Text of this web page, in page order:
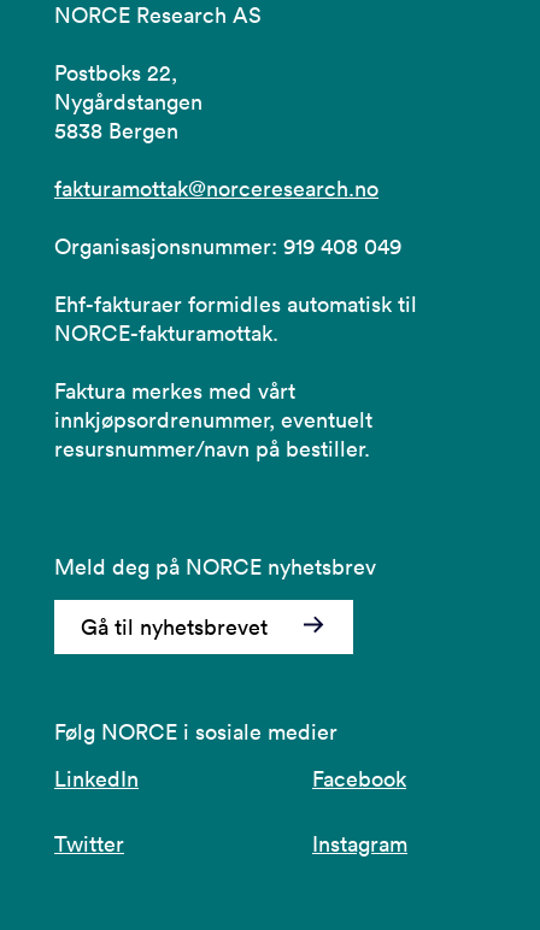
NORCE Research AS
Postboks 22,
Nygårdstangen
5838 Bergen
fakturamottak@norceresearch.no
Organisasjonsnummer: 919 408 049
Ehf-fakturaer formidles automatisk til
NORCE-fakturamottak.
Faktura merkes med vårt
innkjøpsordrenummer, eventuelt
resursnummer/navn på bestiller.
Meld deg på NORCE nyhetsbrev
Gå til nyhetsbrevet
Følg NORCE i sosiale medier
LinkedIn
Facebook
Twitter Instagram